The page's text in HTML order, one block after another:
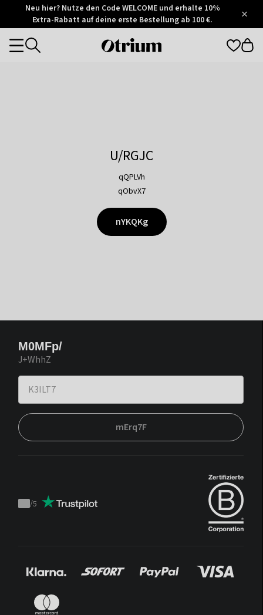
Otrium
Trustpilot
Neu hier? Nutze den Code WELCOME und erhalte 10%
Extra-Rabatt auf deine erste Bestellung ab 100 €.
Otrium
Categories
U/RGJC
qQPLVh
qObvX7
nYKQKg
M0MFp/
J+WhhZ
mErq7F
Trustpilot
/5